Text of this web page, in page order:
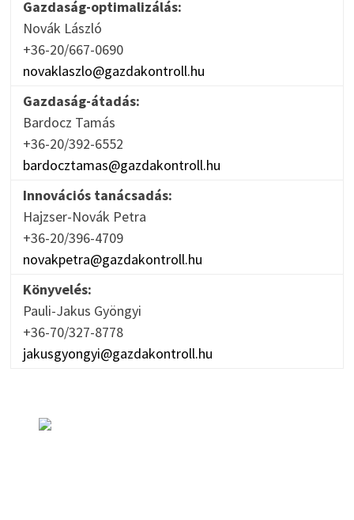
Gazdaság-optimalizálás:
Novák László
+36-20/667-0690
novaklaszlo@gazdakontroll.hu
Gazdaság-átadás:
Bardocz Tamás
+36-20/392-6552
bardocztamas@gazdakontroll.hu
Innovációs tanácsadás:
Hajzser-Novák Petra
+36-20/396-4709
novakpetra@gazdakontroll.hu
Könyvelés:
Pauli-Jakus Gyöngyi
+36-70/327-8778
jakusgyongyi@gazdakontroll.hu